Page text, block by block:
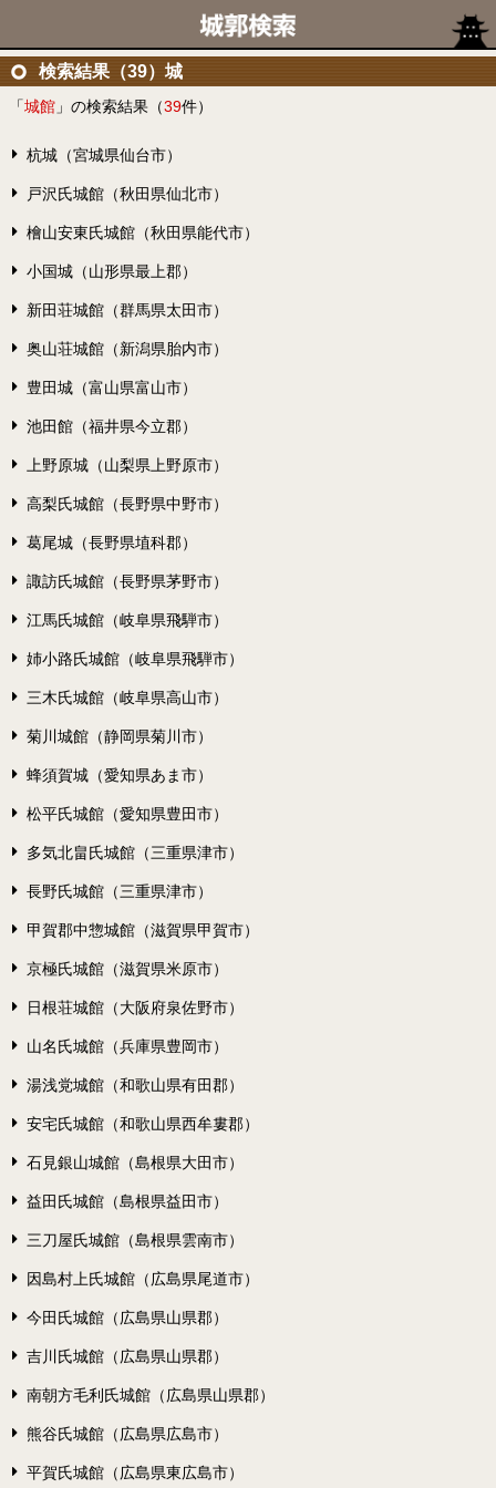
検索結果（39）城
「城館 」の検索結果（39件）
杭城（宮城県仙台市）
戸沢氏城館（秋田県仙北市）
檜山安東氏城館（秋田県能代市）
小国城（山形県最上郡）
新田荘城館（群馬県太田市）
奥山荘城館（新潟県胎内市）
豊田城（富山県富山市）
池田館（福井県今立郡）
上野原城（山梨県上野原市）
高梨氏城館（長野県中野市）
葛尾城（長野県埴科郡）
諏訪氏城館（長野県茅野市）
江馬氏城館（岐阜県飛騨市）
姉小路氏城館（岐阜県飛騨市）
三木氏城館（岐阜県高山市）
菊川城館（静岡県菊川市）
蜂須賀城（愛知県あま市）
松平氏城館（愛知県豊田市）
多気北畠氏城館（三重県津市）
長野氏城館（三重県津市）
甲賀郡中惣城館（滋賀県甲賀市）
京極氏城館（滋賀県米原市）
日根荘城館（大阪府泉佐野市）
山名氏城館（兵庫県豊岡市）
湯浅党城館（和歌山県有田郡）
安宅氏城館（和歌山県西牟婁郡）
石見銀山城館（島根県大田市）
益田氏城館（島根県益田市）
三刀屋氏城館（島根県雲南市）
因島村上氏城館（広島県尾道市）
今田氏城館（広島県山県郡）
吉川氏城館（広島県山県郡）
南朝方毛利氏城館（広島県山県郡）
熊谷氏城館（広島県広島市）
平賀氏城館（広島県東広島市）